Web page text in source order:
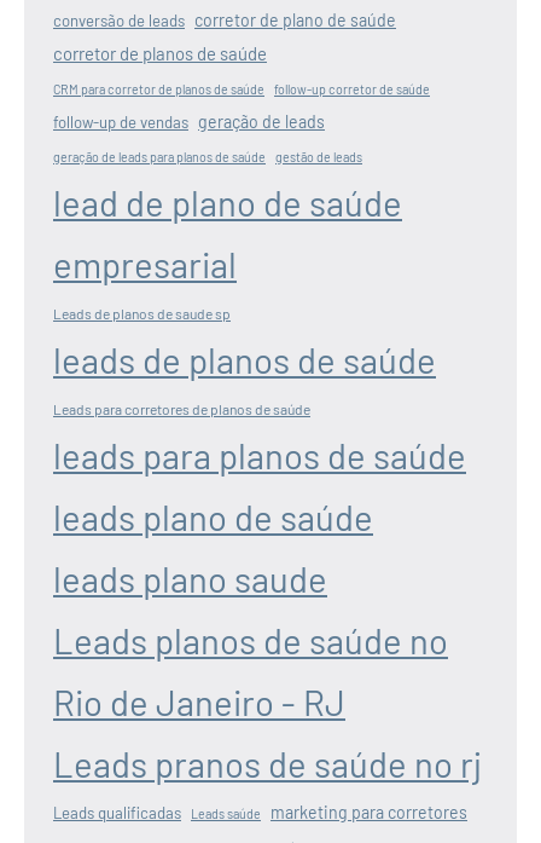
conversão de leads corretor de plano de saúde
corretor de planos de saúde
CRM para corretor de planos de saúde follow-up corretor de saúde
follow-up de vendas geração de leads
geração de leads para planos de saúde gestão de leads
lead de plano de saúde
empresarial
Leads de planos de saude sp
leads de planos de saúde
Leads para corretores de planos de saúde
leads para planos de saúde
leads plano de saúde
leads plano saude
Leads planos de saúde no
Rio de Janeiro - RJ
Leads pranos de saúde no rj
Leads qualificadas Leads saúde marketing para corretores